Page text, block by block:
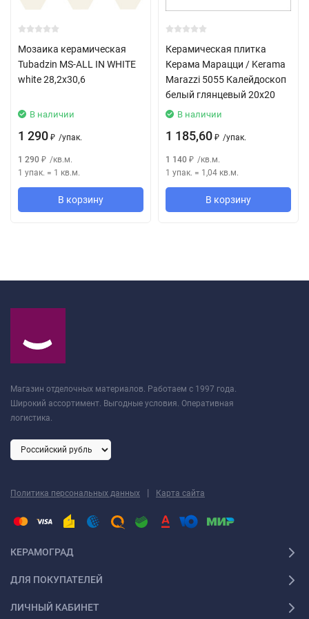
Мозаика керамическая
Tubadzin MS-ALL IN WHITE
white 28,2x30,6
В наличии
1 290 ₽ /упак.
1 290 ₽ /кв.м.
1 упак. = 1 кв.м.
В корзину
Керамическая плитка
Керама Марацци / Kerama
Marazzi 5055 Калейдоскоп
белый глянцевый 20x20
В наличии
1 185,60 ₽ /упак.
1 140 ₽ /кв.м.
1 упак. = 1,04 кв.м.
В корзину
Магазин отделочных материалов. Работаем с 1997 года.
Широкий ассортимент. Выгодные условия. Оперативная
логистика.
Политика персональных данных | Карта сайта
КЕРАМОГРАД
ДЛЯ ПОКУПАТЕЛЕЙ
ЛИЧНЫЙ КАБИНЕТ